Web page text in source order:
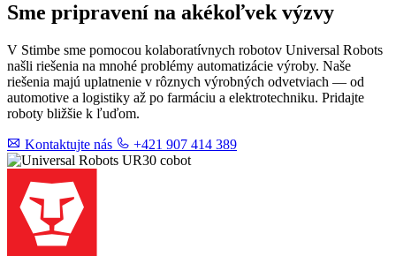
Sme pripravení na akékoľvek výzvy
V Stimbe sme pomocou kolaboratívnych robotov Universal Robots
našli riešenia na mnohé problémy automatizácie výroby. Naše
riešenia majú uplatnenie v rôznych výrobných odvetviach — od
automotive a logistiky až po farmáciu a elektrotechniku. Pridajte
roboty bližšie k ľuďom.
Kontaktujte nás +421 907 414 389